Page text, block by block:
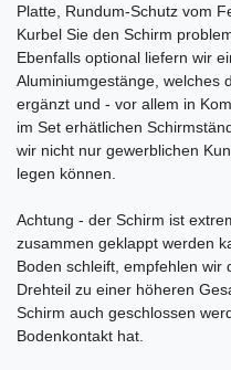
Platte, Rundum-Schutz vom
Kurbel Sie den Schirm
Ebenfalls optional liefern wir
Aluminiumgestänge, welches
ergänzt und - vor allem in
im Set erhätlichen
wir nicht nur gewerblichen
legen können.
Achtung - der Schirm ist
zusammen geklappt werden
Boden schleift, empfehlen wir
Drehteil zu einer höheren
Schirm auch geschlossen
Bodenkontakt hat.